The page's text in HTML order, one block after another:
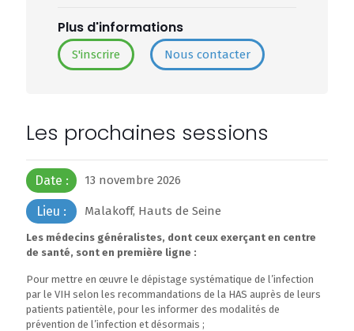
Plus d'informations
S'inscrire Nous contacter
Les prochaines sessions
Date : 13 novembre 2026
Lieu : Malakoff, Hauts de Seine
Les médecins généralistes, dont ceux exerçant en centre
de santé, sont en première ligne :
Pour mettre en œuvre le dépistage systématique de l’infection
par le VIH selon les recommandations de la HAS auprès de leurs
patients patientèle, pour les informer des modalités de
prévention de l’infection et désormais ;